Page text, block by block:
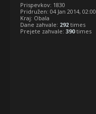
Prispevkov: 1830
Pridružen: 04 Jan 2014, 02:00
Kraj: Obala
Dane zahvale: 292 times
Prejete zahvale: 390times